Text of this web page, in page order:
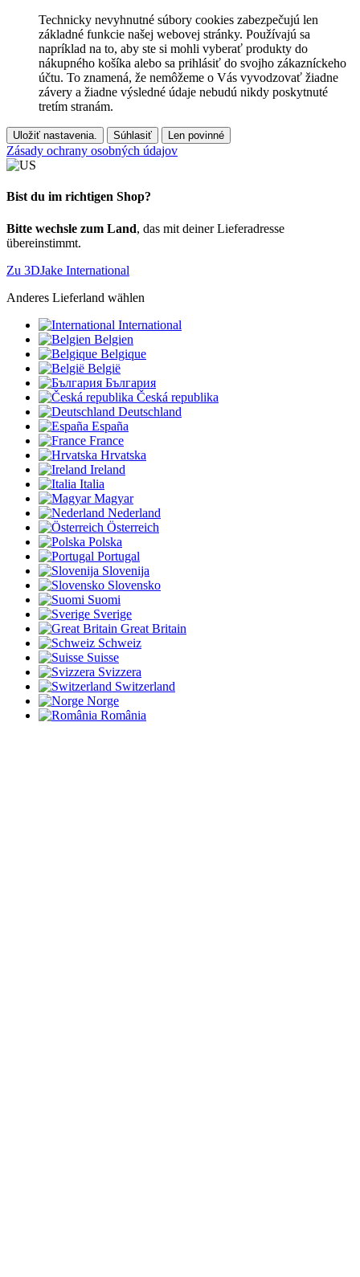
Technicky nevyhnutné súbory cookies zabezpečujú len
základné funkcie našej webovej stránky. Používajú sa
napríklad na to, aby ste si mohli vyberať produkty do
nákupného košíka alebo sa prihlásiť do svojho zákazníckeho
účtu. To znamená, že nemôžeme o Vás vyvodzovať žiadne
závery a žiadne výsledné údaje nebudú nikdy poskytnuté
tretím stranám.
Uložiť nastavenia. Súhlasiť Len povinné
Zásady ochrany osobných údajov
Bist du im richtigen Shop?
Bitte wechsle zum Land, das mit deiner Lieferadresse
übereinstimmt.
Zu 3DJake International
Anderes Lieferland wählen
International
Belgien
Belgique
België
България
Česká republika
Deutschland
España
France
Hrvatska
Ireland
Italia
Magyar
Nederland
Österreich
Polska
Portugal
Slovenija
Slovensko
Suomi
Sverige
Great Britain
Schweiz
Suisse
Svizzera
Switzerland
Norge
România